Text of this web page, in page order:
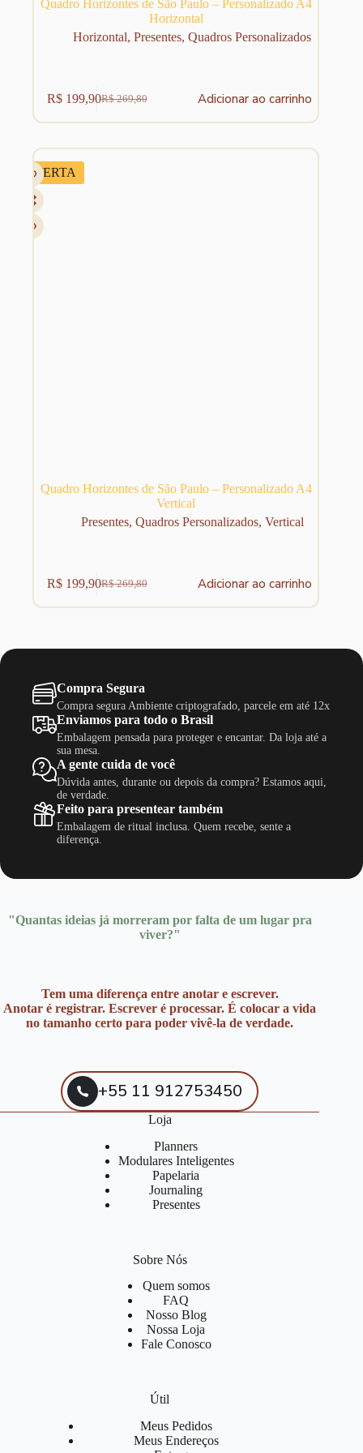
Quadro Horizontes de São Paulo – Personalizado A4
Horizontal
Horizontal,Presentes,Quadros Personalizados
R$269,80
O
preço
era:
R$199,90O
preço
é:
Adicionar ao carrinho
OFERTA
Quadro Horizontes de São Paulo – Personalizado A4
Vertical
Presentes, Quadros Personalizados, Vertical
R$269,80
O
preço
R$ 269,80.
R$199,90O
preço
R$ 199,90.
Adicionar ao carrinho
Compra Segura
Compra segura Ambiente criptografado, parcele em até 12x
Enviamos para todo o Brasil
Embalagem pensada para proteger e encantar. Da loja até a
sua mesa.
A gente cuida de você
Dúvida antes, durante ou depois da compra? Estamos aqui,
de verdade.
Feito para presentear também
Embalagem de ritual inclusa. Quem recebe, sente a
diferença.
"Quantas ideias já morreram por falta de um lugar pra
viver?"
Tem uma diferença entre anotar e escrever.
Anotar é registrar. Escrever é processar. É colocar a vida
no tamanho certo para poder vivê-la de verdade.
+55 11 912753450
Loja
Planners
Modulares Inteligentes
Papelaria
Journaling
Presentes
Sobre Nós
Quem somos
FAQ
Nosso Blog
Nossa Loja
Fale Conosco
Útil
Meus Pedidos
Meus Endereços